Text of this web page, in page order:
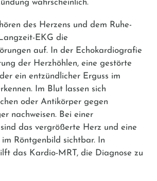
wahrscheinlich.
des Herzens und dem Ruhe-
EKG die
auf. In der Echokardiografie
der Herzhöhlen, eine gestörte
ein entzündlicher Erguss im
Im Blut lassen sich
oder Antikörper gegen
nachweisen. Bei einer
sind das vergrößerte Herz und eine
Röntgenbild sichtbar. In
das Kardio-MRT, die Diagnose zu